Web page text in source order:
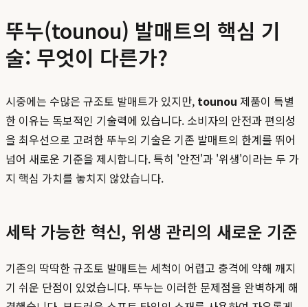
뚜누(tounou) 발매트의 핵심 기
술: 무엇이 다른가?
시중에는 수많은 규조토 발매트가 있지만, tounou 제품이 특별
한 이유는 독보적인 기술력에 있습니다. 소비자의 안전과 편의성
을 최우선으로 고려한 뚜누의 기술은 기존 발매트의 한계를 뛰어
넘어 새로운 기준을 제시합니다. 특히 '안전'과 '위생'이라는 두 가
지 핵심 가치를 놓치지 않았습니다.
세탁 가능한 혁신, 위생 관리의 새로운 기준
기존의 딱딱한 규조토 발매트는 세척이 어렵고 충격에 약해 깨지
기 쉬운 단점이 있었습니다. 뚜누는 이러한 문제점을 완벽하게 해